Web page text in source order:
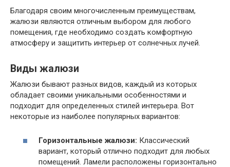
Благодаря своим многочисленным преимуществам,
жалюзи являются отличным выбором для любого
помещения, где необходимо создать комфортную
атмосферу и защитить интерьер от солнечных лучей.
Виды жалюзи
Жалюзи бывают разных видов, каждый из которых
обладает своими уникальными особенностями и
подходит для определенных стилей интерьера. Вот
некоторые из наиболее популярных вариантов:
Горизонтальные жалюзи: Классический
вариант, который отлично подходит для любых
помещений. Ламели расположены горизонтально